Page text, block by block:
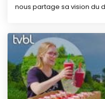
nous partage sa vision du